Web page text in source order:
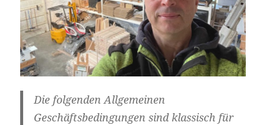
Die folgenden Allgemeinen
Geschäftsbedingungen sind klassisch für